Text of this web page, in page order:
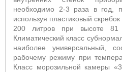
необходимо 2-3 раза в год,
используя пластиковый
200 литров при высоте
Климатический класс
наиболее универсальный,
рабочему режиму при
Класс морозильной камеры